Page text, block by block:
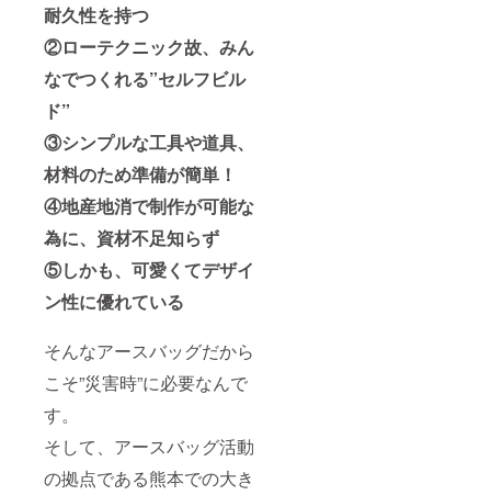
耐久性を持つ
②ローテクニック故、みん
なでつくれる”セルフビル
ド”
③シンプルな工具や道具、
材料のため準備が簡単！
④地産地消で制作が可能な
為に、資材不足知らず
⑤しかも、可愛くてデザイ
ン性に優れている
そんなアースバッグだから
こそ”災害時”に必要なんで
す。
そして、アースバッグ活動
の拠点である熊本での大き